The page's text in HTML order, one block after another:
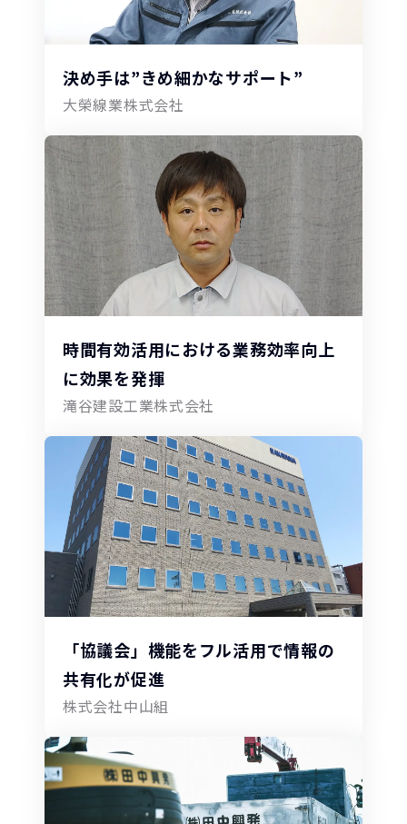
決め手は”きめ細かなサポート”
大榮線業株式会社
時間有効活用における業務効率向上
に効果を発揮
滝谷建設工業株式会社
「協議会」機能をフル活用で情報の
共有化が促進
株式会社中山組